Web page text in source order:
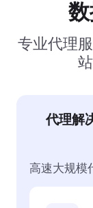
专业代理
代理解
高速大规模